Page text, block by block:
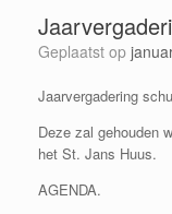
Geplaatst op
Jaarvergadering
Deze zal gehouden
het St. Jans Huus.
AGENDA.